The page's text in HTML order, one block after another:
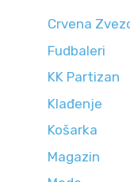
Crvena
Fudbaleri
KK Partizan
Klađenje
Košarka
Magazin